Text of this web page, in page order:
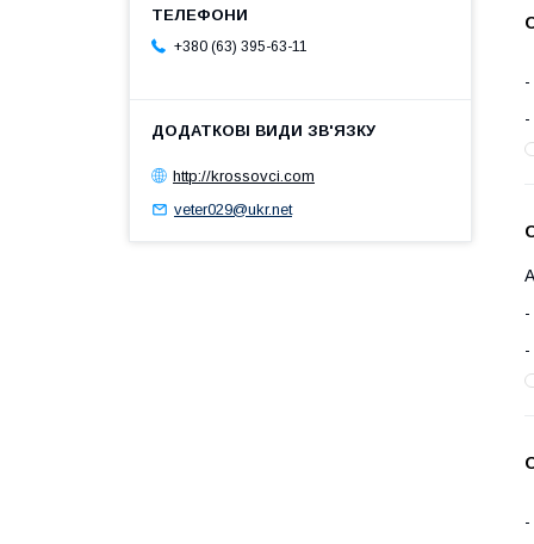
+380 (63) 395-63-11
http://krossovci.com
veter029@ukr.net